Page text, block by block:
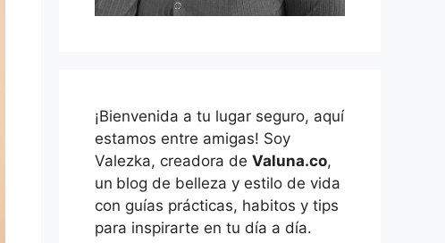
¡Bienvenida a tu lugar seguro, aquí
estamos entre amigas! Soy
Valezka, creadora de Valuna.co,
un blog de belleza y estilo de vida
con guías prácticas, habitos y tips
para inspirarte en tu día a día.